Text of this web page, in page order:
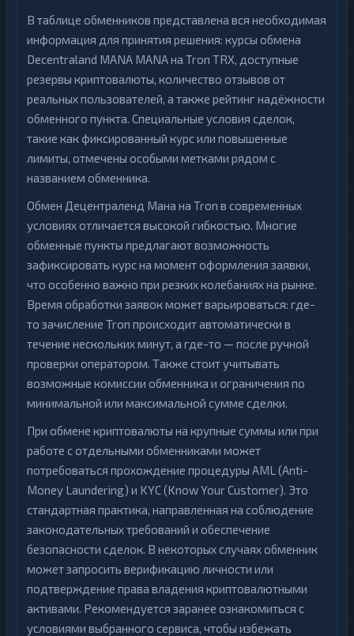
В таблице обменников представлена вся необходимая
информация для принятия решения: курсы обмена
Decentraland MANA MANA на Tron TRX, доступные
резервы криптовалюты, количество отзывов от
реальных пользователей, а также рейтинг надёжности
обменного пункта. Специальные условия сделок,
такие как фиксированный курс или повышенные
лимиты, отмечены особыми метками рядом с
названием обменника.
Обмен Децентраленд Мана на Tron в современных
условиях отличается высокой гибкостью. Многие
обменные пункты предлагают возможность
зафиксировать курс на момент оформления заявки,
что особенно важно при резких колебаниях на рынке.
Время обработки заявок может варьироваться: где-
то зачисление Tron происходит автоматически в
течение нескольких минут, а где-то — после ручной
проверки оператором. Также стоит учитывать
возможные комиссии обменника и ограничения по
минимальной или максимальной сумме сделки.
При обмене криптовалюты на крупные суммы или при
работе с отдельными обменниками может
потребоваться прохождение процедуры AML (Anti-
Money Laundering) и KYC (Know Your Customer). Это
стандартная практика, направленная на соблюдение
законодательных требований и обеспечение
безопасности сделок. В некоторых случаях обменник
может запросить верификацию личности или
подтверждение права владения криптовалютными
активами. Рекомендуется заранее ознакомиться с
условиями выбранного сервиса, чтобы избежать